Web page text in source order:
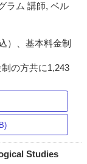
ラム 講師, ベル
）、基本料金制
の方共に1,243
Studies